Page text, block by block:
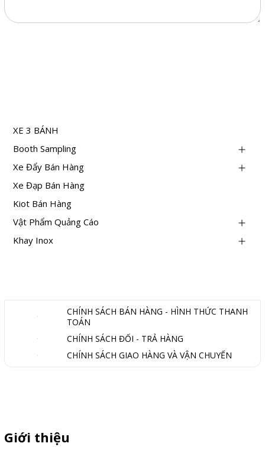
XE 3 BÁNH
Booth Sampling
Xe Đẩy Bán Hàng
Xe Đạp Bán Hàng
Kiot Bán Hàng
Vật Phẩm Quảng Cáo
Khay Inox
CHÍNH SÁCH BÁN HÀNG - HÌNH THỨC THANH
TOÁN
CHÍNH SÁCH ĐỔI - TRẢ HÀNG
CHÍNH SÁCH GIAO HÀNG VÀ VẬN CHUYỂN
Giới thiệu